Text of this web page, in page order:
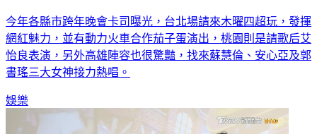
今年各縣市跨年晚會卡司曝光，台北場請來木曜四超玩，發揮
網紅魅力，並有動力火車合作茄子蛋演出，桃園則是請歌后艾
怡良表演，另外高雄陣容也很驚豔，找來蘇慧倫、安心亞及郭
書瑤三大女神接力熱唱。
娛樂